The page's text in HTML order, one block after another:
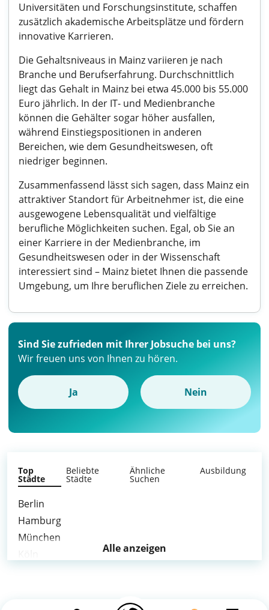
Universitäten und Forschungsinstitute, schaffen
zusätzlich akademische Arbeitsplätze und fördern
innovative Karrieren.
Die Gehaltsniveaus in Mainz variieren je nach
Branche und Berufserfahrung. Durchschnittlich
liegt das Gehalt in Mainz bei etwa 45.000 bis 55.000
Euro jährlich. In der IT- und Medienbranche
können die Gehälter sogar höher ausfallen,
während Einstiegspositionen in anderen
Bereichen, wie dem Gesundheitswesen, oft
niedriger beginnen.
Zusammenfassend lässt sich sagen, dass Mainz ein
attraktiver Standort für Arbeitnehmer ist, die eine
ausgewogene Lebensqualität und vielfältige
berufliche Möglichkeiten suchen. Egal, ob Sie an
einer Karriere in der Medienbranche, im
Gesundheitswesen oder in der Wissenschaft
interessiert sind – Mainz bietet Ihnen die passende
Umgebung, um Ihre beruflichen Ziele zu erreichen.
Sind Sie zufrieden mit Ihrer Jobsuche bei uns?
Wir freuen uns von Ihnen zu hören.
Ja Nein
Top
Städte
Beliebte
Städte
Ähnliche
Suchen
Ausbildung
Berlin
Hamburg
München
Alle anzeigen